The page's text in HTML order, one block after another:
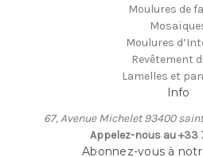
Moulures de
Moulures
Revêtement
Lamelles et
Info
67, Avenue Michelet 93400
Appelez-nous au +33
Abonnez-vous à